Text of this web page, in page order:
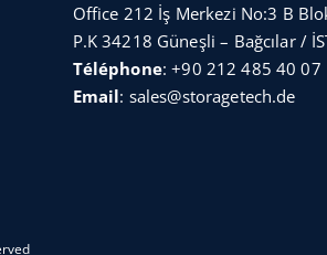
Office 212 İş Merkezi No:3 B
P.K 34218 Güneşli – Bağcılar /
Téléphone:+90 212 485 40 07
Email: sales@storagetech.de